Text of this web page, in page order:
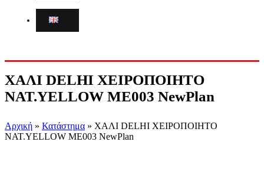
ΧΑΛΙ DELHI ΧΕΙΡΟΠΟΙΗΤΟ
NAT.YELLOW ME003 NewPlan
Αρχική » Κατάστημα » ΧΑΛΙ DELHI ΧΕΙΡΟΠΟΙΗΤΟ
NAT.YELLOW ME003 NewPlan